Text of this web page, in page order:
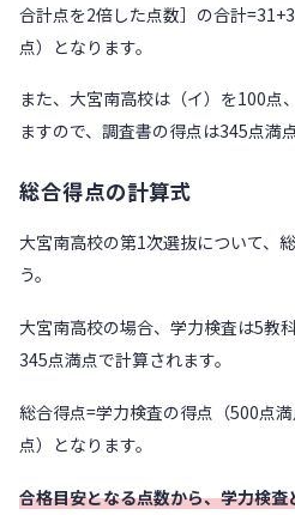
合計点を2倍した点数］の合計
点）となります。
また、大宮南高校は（イ）を100点
ますので、調査書の得点は345点満
総合得点の計算式
大宮南高校の第1次選抜について、
う。
大宮南高校の場合、学力検査は5教
345点満点で計算されます。
総合得点=学力検査の得点（500点
点）となります。
合格目安となる点数から、学力検